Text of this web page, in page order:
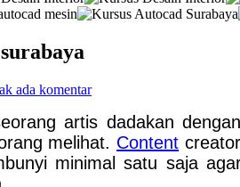
ada komentar
artis dadakan
melihat. Content
minimal satu saja